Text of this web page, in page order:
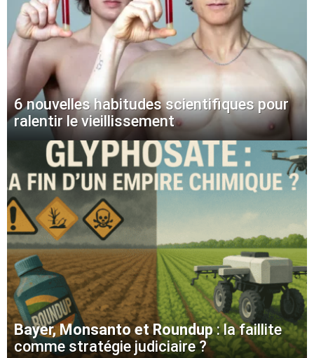
6 nouvelles habitudes scientifiques pour
ralentir le vieillissement
Bayer, Monsanto et Roundup: la faillite
comme stratégie judiciaire ?